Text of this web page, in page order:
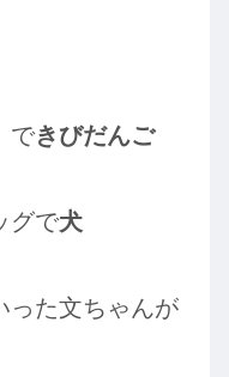
できびだんご
グで犬
た文ちゃんが